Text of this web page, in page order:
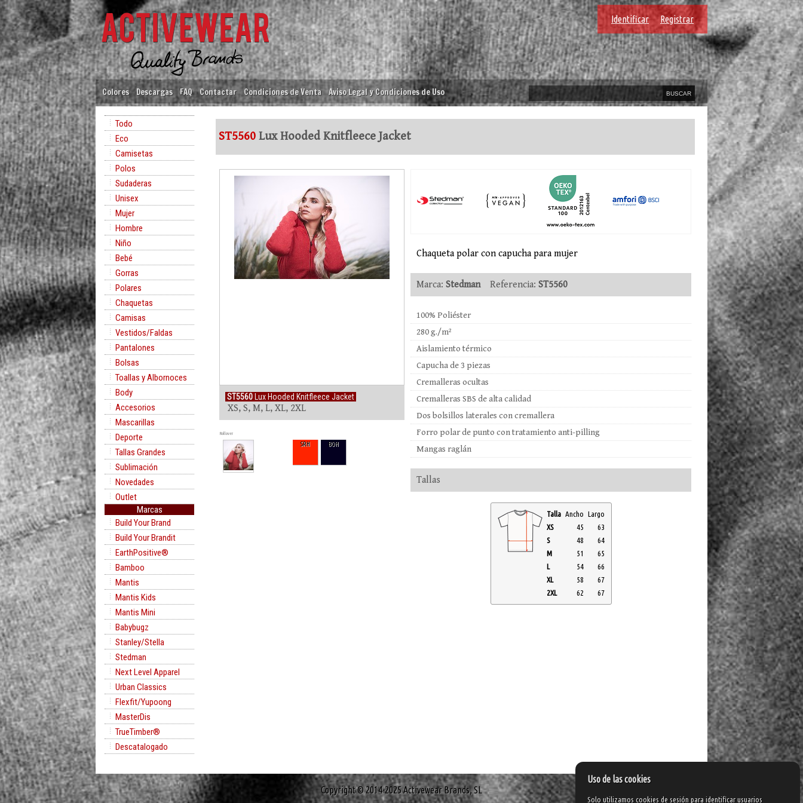
Identificar Registrar
Colores Descargas FAQ Contactar Condiciones de Venta Aviso Legal y Condiciones de Uso
Todo
Eco
Camisetas
Polos
Sudaderas
Unisex
Mujer
Hombre
Niño
Bebé
Gorras
Polares
Chaquetas
Camisas
Vestidos/Faldas
Pantalones
Bolsas
Toallas y Albornoces
Body
Accesorios
Mascarillas
Deporte
Tallas Grandes
Sublimación
Novedades
Outlet
Marcas
Build Your Brand
Build Your Brandit
EarthPositive®
Bamboo
Mantis
Mantis Kids
Mantis Mini
Babybugz
Stanley/Stella
Stedman
Next Level Apparel
Urban Classics
Flexfit/Yupoong
MasterDis
TrueTimber®
Descatalogado
ST5560 Lux Hooded Knitfleece Jacket
ST5560 Lux Hooded Knitfleece Jacket
XS, S, M, L, XL, 2XL
Rollover
SRH BOH
Chaqueta polar con capucha para mujer
Marca: StedmanReferencia: ST5560
100% Poliéster
280 g./m²
Aislamiento térmico
Capucha de 3 piezas
Cremalleras ocultas
Cremalleras SBS de alta calidad
Dos bolsillos laterales con cremallera
Forro polar de punto con tratamiento anti-pilling
Mangas raglán
Tallas
Talla Ancho Largo
XS
45
63
S
48
64
M
51
65
L
54
66
XL
58
67
2XL
62 67
Copyright © 2014-2025 Activewear Brands, SL
Uso de las cookies
Solo utilizamos cookies de sesión para identificar usuarios